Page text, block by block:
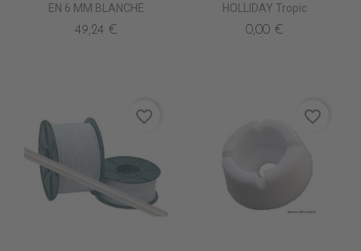
EN 6 MM BLANCHE
49,24 €
HOLLIDAY Tropic
0,00 €
favorite_border favorite_border